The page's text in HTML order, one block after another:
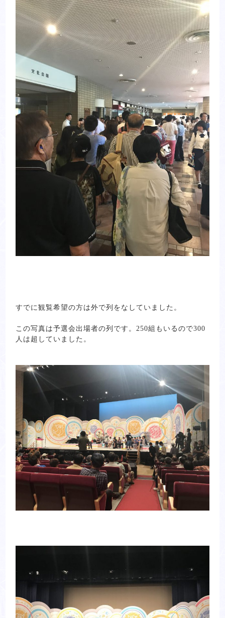
すでに観覧希望の方は外で列をなしていました。
この写真は予選会出場者の列です。250組もいるので300
人は超していました。